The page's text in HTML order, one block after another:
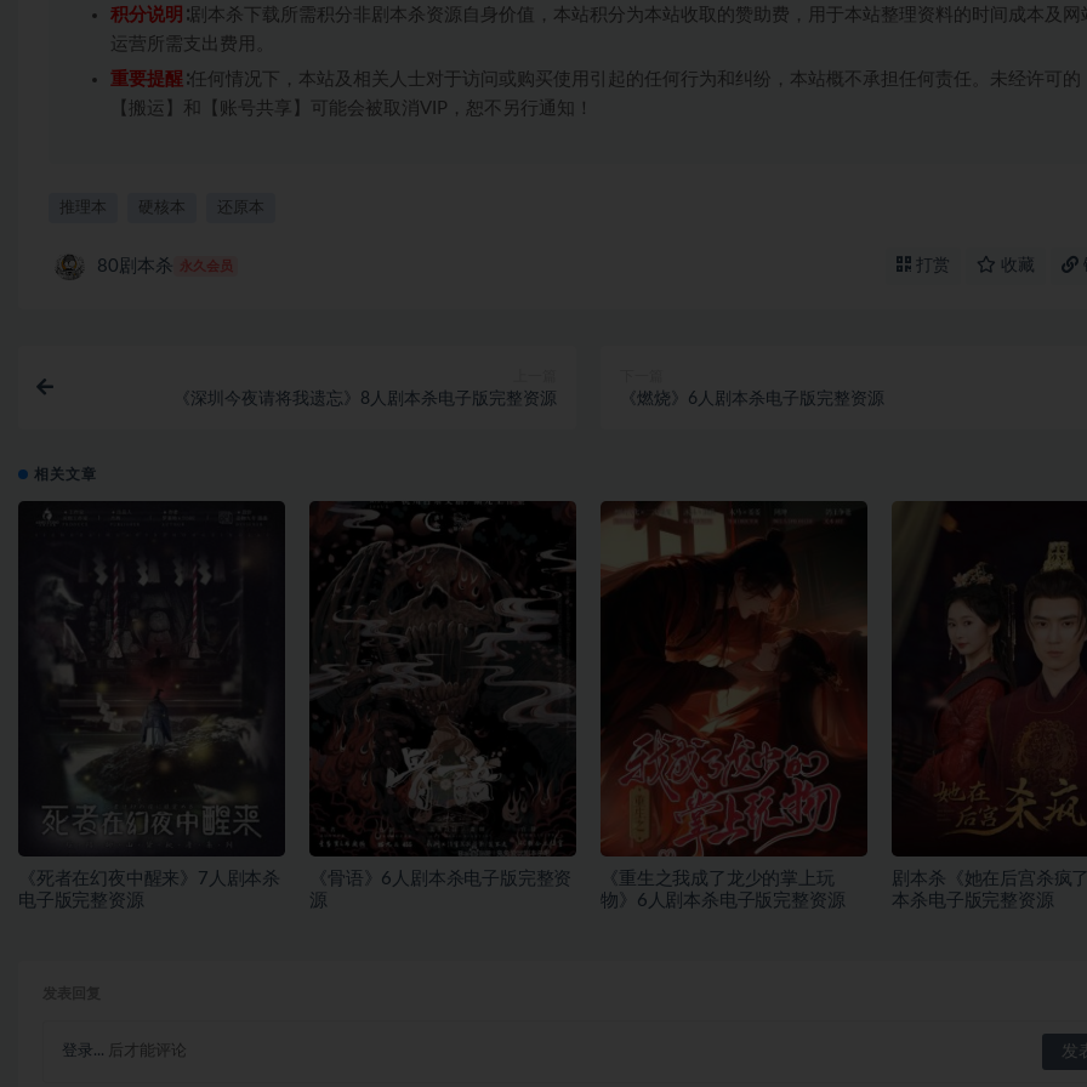
积分说明 ∶剧本杀下载所需积分非剧本杀资源自身价值，本站积分为本站收取的赞助费，用于本站整理资料的时间成本及网
运营所需支出费用。
重要提醒 ∶任何情况下，本站及相关人士对于访问或购买使用引起的任何行为和纠纷，本站概不承担任何责任。未经许可的
【搬运】和【账号共享】可能会被取消VIP，恕不另行通知！
推理本 硬核本 还原本
80剧本杀 永久会员 打赏 收藏
《深圳今夜请将我遗忘》8人剧本杀电子版完整资源 《燃烧》6人剧本杀电子版完整资源
相关文章
《死者在幻夜中醒来》7人剧本杀
电子版完整资源
《骨语》6人剧本杀电子版完整资
源
《重生之我成了龙少的掌上玩
物》6人剧本杀电子版完整资源
剧本杀《她在后宫杀疯
本杀电子版完整资源
登录... 后才能评论